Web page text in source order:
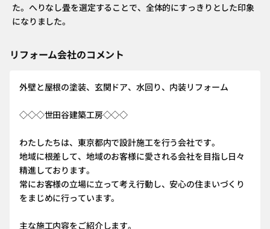
た。へりなし畳を選定することで、全体的にすっきりとした印象
になりました。
リフォーム会社のコメント
外壁と屋根の塗装、玄関ドア、水回り、内装リフォーム
◇◇◇世田谷建築工房◇◇◇
わたしたちは、東京都内で設計施工を行う会社です。
地域に根差して、地域のお客様に愛される会社を目指し日々
精進しております。
常にお客様の立場に立って考え行動し、安心の住まいづくり
をまじめに行っています。
主な施工内容をご紹介します。